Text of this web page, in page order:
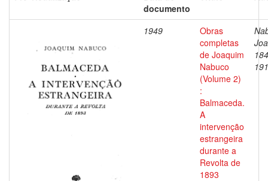
documento
1949
Obras
completas
de Joaquim
Nabuco
(Volume 2)
:
Balmaceda.
A
intervenção
estrangeira
durante a
Revolta de
1893